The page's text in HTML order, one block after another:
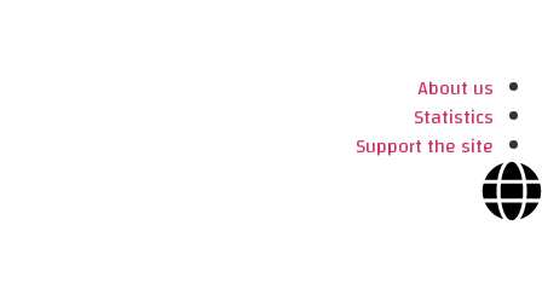
About us
Statistics
Support the site